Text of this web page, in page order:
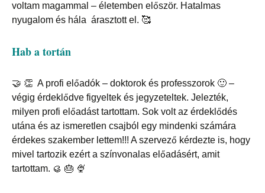
voltam magammal – életemben először. Hatalmas
nyugalom és hála árasztott el. 🥰
Hab a tortán
🤝 👏 A profi előadók – doktorok és professzorok 🙂 –
végig érdeklődve figyeltek és jegyzeteltek. Jelezték,
milyen profi előadást tartottam. Sok volt az érdeklődés
utána és az ismeretlen csajból egy mindenki számára
érdekes szakember lettem!!! A szervező kérdezte is, hogy
mivel tartozik ezért a színvonalas előadásért, amit
tartottam. 🥮 🎂 🍨